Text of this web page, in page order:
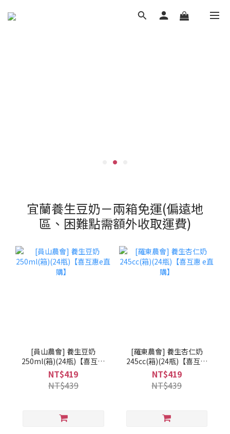
宜蘭養生豆奶－兩箱免運(偏遠地
區、困難點需額外收取運費)
[員山農會] 養生豆奶
250ml(箱)(24瓶)【喜互惠
e直購】
NT$419
NT$439
[羅東農會] 養生杏仁奶
245cc(箱)(24瓶)【喜互惠
e直購】
NT$419
NT$439